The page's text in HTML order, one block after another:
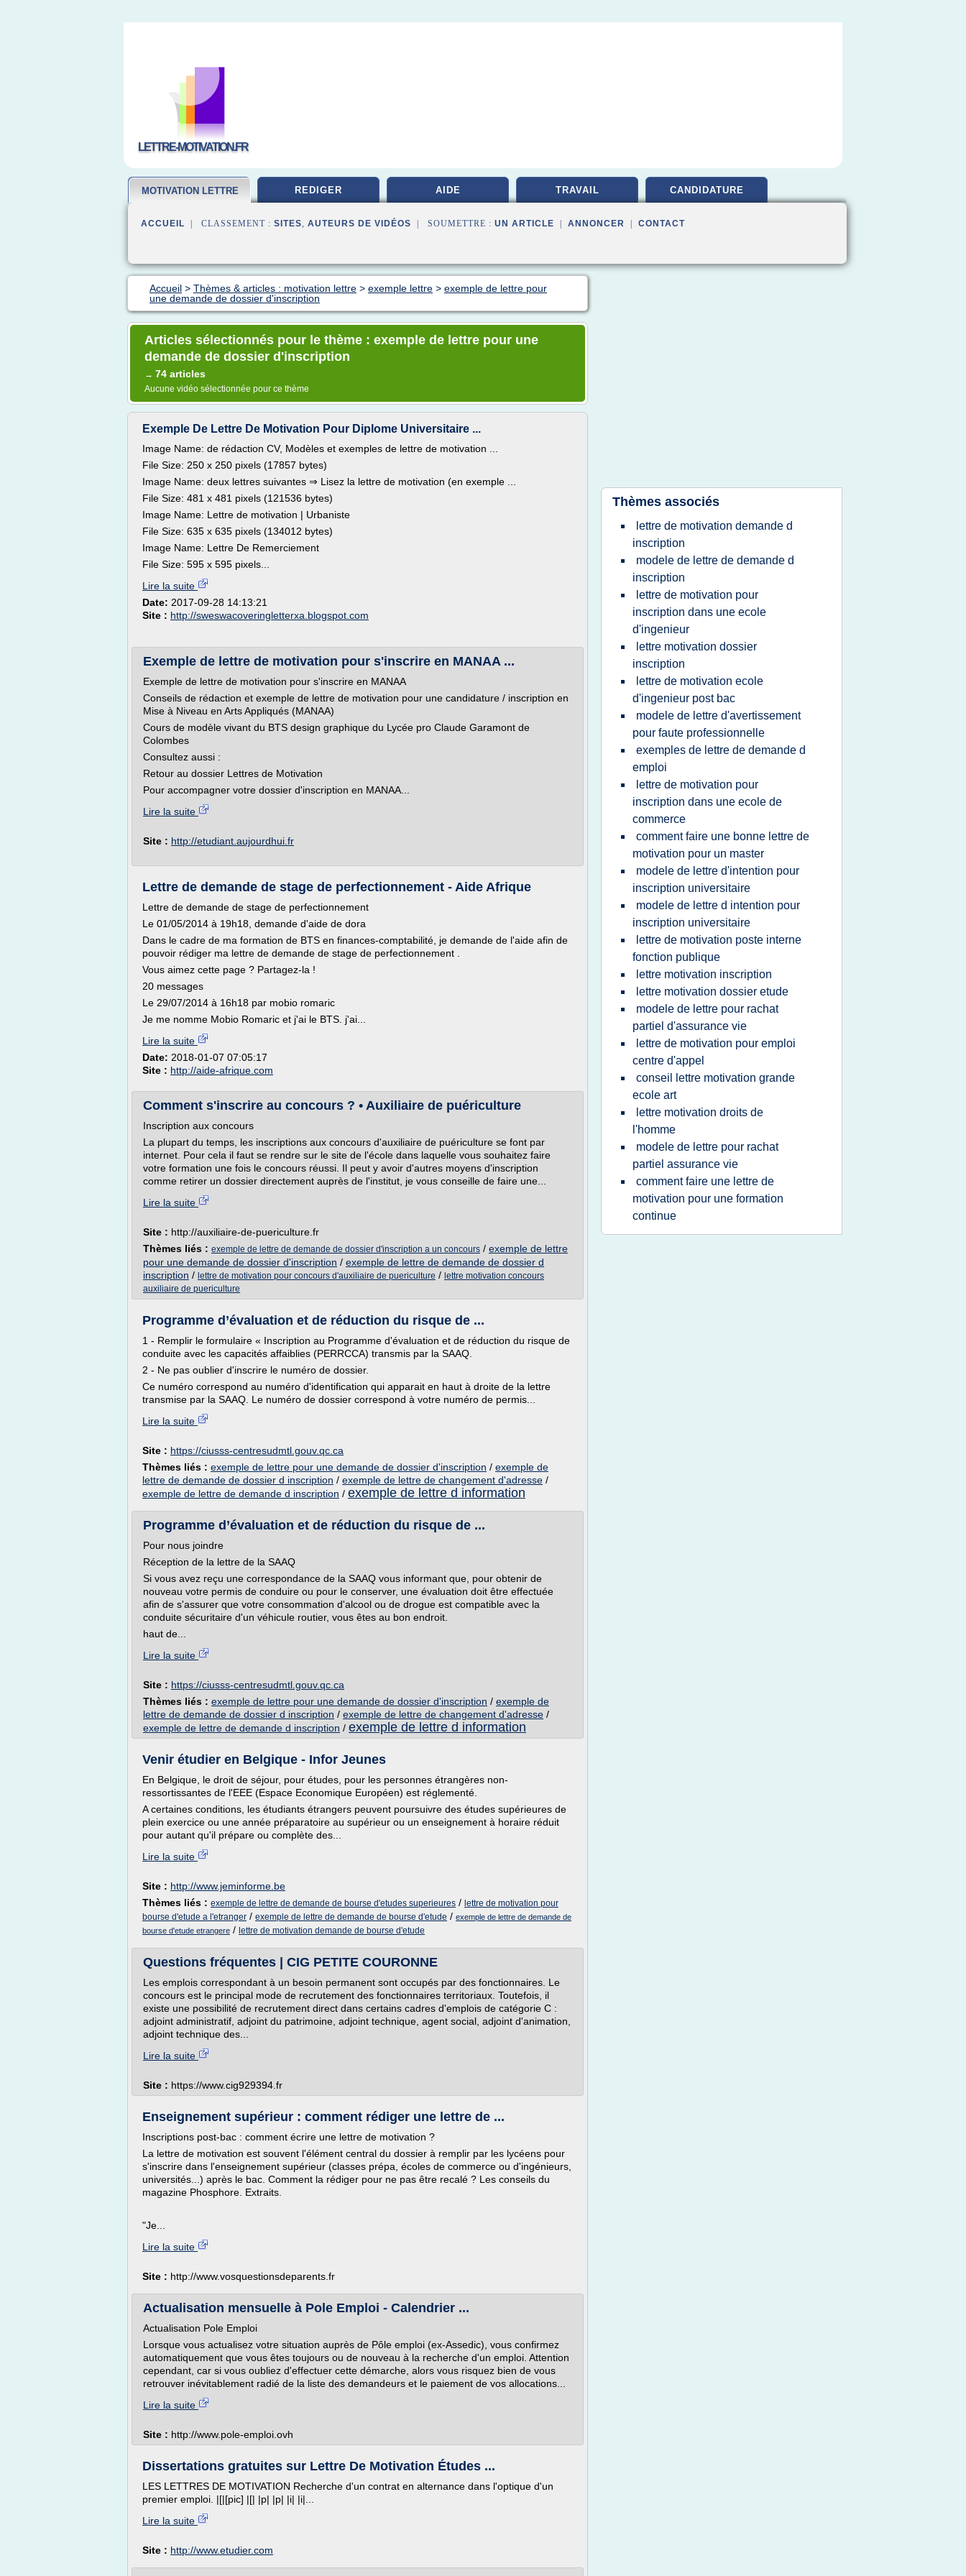
LETTRE-MOTIVATION.FR
MOTIVATION LETTRE REDIGER AIDE TRAVAIL CANDIDATURE
ACCUEIL | CLASSEMENT : SITES, AUTEURS DE VIDÉOS | SOUMETTRE : UN ARTICLE ANNONCER CONTACT
Accueil > Thèmes & articles : motivation lettre > exemple lettre > exemple de lettre pour
une demande de dossier d'inscription
Articles sélectionnés pour le thème : exemple de lettre pour une
demande de dossier d'inscription
→ 74 articles
Aucune vidéo sélectionnée pour ce thème
Exemple De Lettre De Motivation Pour Diplome Universitaire ...
Image Name: de rédaction CV, Modèles et exemples de lettre de motivation ...
File Size: 250 x 250 pixels (17857 bytes)
Image Name: deux lettres suivantes ⇒ Lisez la lettre de motivation (en exemple ...
File Size: 481 x 481 pixels (121536 bytes)
Image Name: Lettre de motivation | Urbaniste
File Size: 635 x 635 pixels (134012 bytes)
Image Name: Lettre De Remerciement
File Size: 595 x 595 pixels...
Lire la suite
Date: 2017-09-28 14:13:21
Site : http://sweswacoveringletterxa.blogspot.com
Exemple de lettre de motivation pour s'inscrire en MANAA ...
Exemple de lettre de motivation pour s'inscrire en MANAA
Conseils de rédaction et exemple de lettre de motivation pour une candidature / inscription en
Mise à Niveau en Arts Appliqués (MANAA)
Cours de modèle vivant du BTS design graphique du Lycée pro Claude Garamont de
Colombes
Consultez aussi :
Retour au dossier Lettres de Motivation
Pour accompagner votre dossier d'inscription en MANAA...
Lire la suite
Site : http://etudiant.aujourdhui.fr
Lettre de demande de stage de perfectionnement - Aide Afrique
Lettre de demande de stage de perfectionnement
Le 01/05/2014 à 19h18, demande d'aide de dora
Dans le cadre de ma formation de BTS en finances-comptabilité, je demande de l'aide afin de
pouvoir rédiger ma lettre de demande de stage de perfectionnement .
Vous aimez cette page ? Partagez-la !
20 messages
Le 29/07/2014 à 16h18 par mobio romaric
Je me nomme Mobio Romaric et j'ai le BTS. j'ai...
Lire la suite
Date: 2018-01-07 07:05:17
Site : http://aide-afrique.com
Comment s'inscrire au concours ? • Auxiliaire de puériculture
Inscription aux concours
La plupart du temps, les inscriptions aux concours d'auxiliaire de puériculture se font par
internet. Pour cela il faut se rendre sur le site de l'école dans laquelle vous souhaitez faire
votre formation une fois le concours réussi. Il peut y avoir d'autres moyens d'inscription
comme retirer un dossier directement auprès de l'institut, je vous conseille de faire une...
Lire la suite
Site : http://auxiliaire-de-puericulture.fr
Thèmes liés : exemple de lettre de demande de dossier d'inscription a un concours / exemple de lettre
pour une demande de dossier d'inscription / exemple de lettre de demande de dossier d
inscription / lettre de motivation pour concours d'auxiliaire de puericulture / lettre motivation concours
auxiliaire de puericulture
Programme d’évaluation et de réduction du risque de ...
1 - Remplir le formulaire « Inscription au Programme d'évaluation et de réduction du risque de
conduite avec les capacités affaiblies (PERRCCA) transmis par la SAAQ.
2 - Ne pas oublier d'inscrire le numéro de dossier.
Ce numéro correspond au numéro d'identification qui apparait en haut à droite de la lettre
transmise par la SAAQ. Le numéro de dossier correspond à votre numéro de permis...
Lire la suite
Site : https://ciusss-centresudmtl.gouv.qc.ca
Thèmes liés : exemple de lettre pour une demande de dossier d'inscription / exemple de
lettre de demande de dossier d inscription / exemple de lettre de changement d'adresse /
exemple de lettre de demande d inscription / exemple de lettre d information
Programme d’évaluation et de réduction du risque de ...
Pour nous joindre
Réception de la lettre de la SAAQ
Si vous avez reçu une correspondance de la SAAQ vous informant que, pour obtenir de
nouveau votre permis de conduire ou pour le conserver, une évaluation doit être effectuée
afin de s'assurer que votre consommation d'alcool ou de drogue est compatible avec la
conduite sécuritaire d'un véhicule routier, vous êtes au bon endroit.
haut de...
Lire la suite
Site : https://ciusss-centresudmtl.gouv.qc.ca
Thèmes liés : exemple de lettre pour une demande de dossier d'inscription / exemple de
lettre de demande de dossier d inscription / exemple de lettre de changement d'adresse /
exemple de lettre de demande d inscription / exemple de lettre d information
Venir étudier en Belgique - Infor Jeunes
En Belgique, le droit de séjour, pour études, pour les personnes étrangères non-
ressortissantes de l'EEE (Espace Economique Européen) est réglementé.
A certaines conditions, les étudiants étrangers peuvent poursuivre des études supérieures de
plein exercice ou une année préparatoire au supérieur ou un enseignement à horaire réduit
pour autant qu'il prépare ou complète des...
Lire la suite
Site : http://www.jeminforme.be
Thèmes liés : exemple de lettre de demande de bourse d'etudes superieures / lettre de motivation pour
bourse d'etude a l'etranger / exemple de lettre de demande de bourse d'etude / exemple de lettre de demande de
bourse d'etude etrangere / lettre de motivation demande de bourse d'etude
Questions fréquentes | CIG PETITE COURONNE
Les emplois correspondant à un besoin permanent sont occupés par des fonctionnaires. Le
concours est le principal mode de recrutement des fonctionnaires territoriaux. Toutefois, il
existe une possibilité de recrutement direct dans certains cadres d'emplois de catégorie C :
adjoint administratif, adjoint du patrimoine, adjoint technique, agent social, adjoint d'animation,
adjoint technique des...
Lire la suite
Site : https://www.cig929394.fr
Enseignement supérieur : comment rédiger une lettre de ...
Inscriptions post-bac : comment écrire une lettre de motivation ?
La lettre de motivation est souvent l'élément central du dossier à remplir par les lycéens pour
s'inscrire dans l'enseignement supérieur (classes prépa, écoles de commerce ou d'ingénieurs,
universités...) après le bac. Comment la rédiger pour ne pas être recalé ? Les conseils du
magazine Phosphore. Extraits.
"Je...
Lire la suite
Site : http://www.vosquestionsdeparents.fr
Actualisation mensuelle à Pole Emploi - Calendrier ...
Actualisation Pole Emploi
Lorsque vous actualisez votre situation auprès de Pôle emploi (ex-Assedic), vous confirmez
automatiquement que vous êtes toujours ou de nouveau à la recherche d'un emploi. Attention
cependant, car si vous oubliez d'effectuer cette démarche, alors vous risquez bien de vous
retrouver inévitablement radié de la liste des demandeurs et le paiement de vos allocations...
Lire la suite
Site : http://www.pole-emploi.ovh
Dissertations gratuites sur Lettre De Motivation Études ...
LES LETTRES DE MOTIVATION Recherche d'un contrat en alternance dans l'optique d'un
premier emploi. |[|[pic] |[| |p| |p| |i| |i|...
Lire la suite
Site : http://www.etudier.com
Thèmes associés
lettre de motivation demande d
inscription
modele de lettre de demande d
inscription
lettre de motivation pour
inscription dans une ecole
d'ingenieur
lettre motivation dossier
inscription
lettre de motivation ecole
d'ingenieur post bac
modele de lettre d'avertissement
pour faute professionnelle
exemples de lettre de demande d
emploi
lettre de motivation pour
inscription dans une ecole de
commerce
comment faire une bonne lettre de
motivation pour un master
modele de lettre d'intention pour
inscription universitaire
modele de lettre d intention pour
inscription universitaire
lettre de motivation poste interne
fonction publique
lettre motivation inscription
lettre motivation dossier etude
modele de lettre pour rachat
partiel d'assurance vie
lettre de motivation pour emploi
centre d'appel
conseil lettre motivation grande
ecole art
lettre motivation droits de
l'homme
modele de lettre pour rachat
partiel assurance vie
comment faire une lettre de
motivation pour une formation
continue